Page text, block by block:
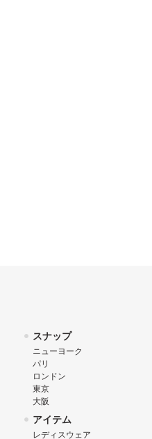
スナップ
ニューヨーク
パリ
ロンドン
東京
大阪
アイテム
レディスウェア